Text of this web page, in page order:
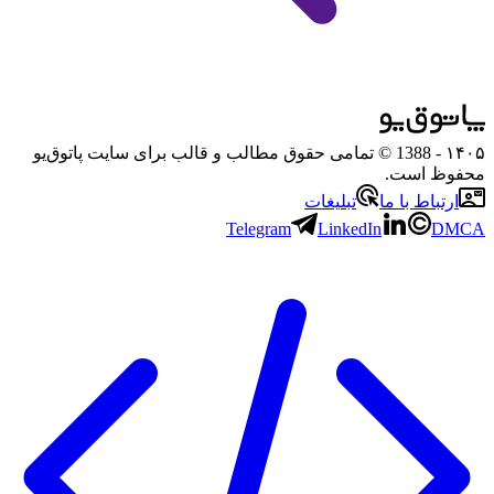
۱۴۰۵
- 1388 © تمامی حقوق مطالب و قالب برای سایت پاتوق‌یو
محفوظ است.
ارتباط با ما
تبلیغات
Telegram
LinkedIn DMCA